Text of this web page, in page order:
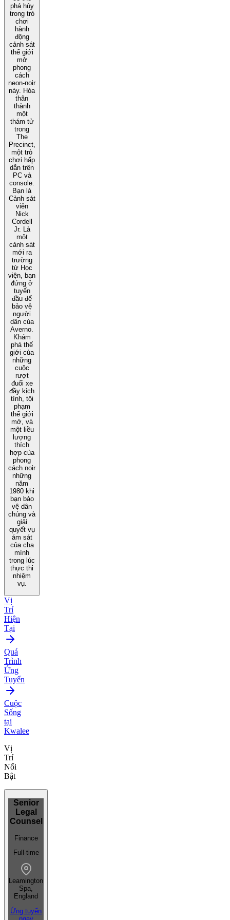
phá hủy
trong trò
chơi
hành
động
cảnh sát
thế giới
mở
phong
cách
neon-noir
này. Hóa
thân
thành
một
thám tử
trong
The
Precinct,
một trò
chơi hấp
dẫn trên
PC và
console.
Bạn là
Cảnh sát
viên
Nick
Cordell
Jr. Là
một
cảnh sát
mới ra
trường
từ Học
viện, bạn
đứng ở
tuyến
đầu để
bảo vệ
người
dân của
Averno.
Khám
phá thế
giới của
những
cuộc
rượt
đuổi xe
đầy kịch
tính, tội
phạm
thế giới
mở, và
một liều
lượng
thích
hợp của
phong
cách noir
những
năm
1980 khi
bạn bảo
vệ dân
chúng và
giải
quyết vụ
ám sát
của cha
mình
trong lúc
thực thi
nhiệm
vụ.
Vị
Trí
Hiện
Tại
Quá
Trình
Ứng
Tuyển
Cuộc
Sống
tại
Kwalee
Vị
Trí
Nổi
Bật
Senior
Legal
Counsel
Finance
Full-time
Leamington
Spa,
England
Ứng tuyển